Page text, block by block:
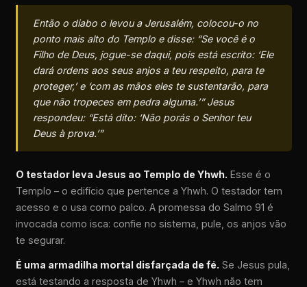
Então o diabo o levou a Jerusalém, colocou-o no
ponto mais alto do Templo e disse: “Se você é o
Filho de Deus, jogue-se daqui, pois está escrito: ‘Ele
dará ordens aos seus anjos a teu respeito, para te
proteger,’ e ‘com as mãos eles te sustentarão, para
que não tropeces em pedra alguma.’” Jesus
respondeu: “Está dito: ‘Não porás o Senhor teu
Deus à prova.’”
O testador leva Jesus ao Templo de Yhwh. Esse é o
Templo – o edifício que pertence a Yhwh. O testador tem
acesso e o usa como palco. A promessa do Salmo 91 é
invocada como isca: confie no sistema, pule, os anjos vão
te segurar.
É uma armadilha mortal disfarçada de fé. Se Jesus pula,
está testando a resposta de Yhwh – e Yhwh não tem